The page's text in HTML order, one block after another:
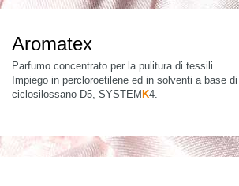
Aromatex
Parfumo concentrato per la pulitura di tessili.
Impiego in percloroetilene ed in solventi a base
ciclosilossano D5, SYSTEM K4.